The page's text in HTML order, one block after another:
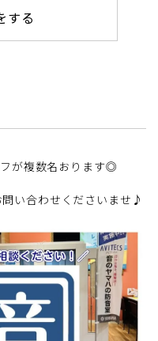
する
が複数名おります◎
い合わせくださいませ♪